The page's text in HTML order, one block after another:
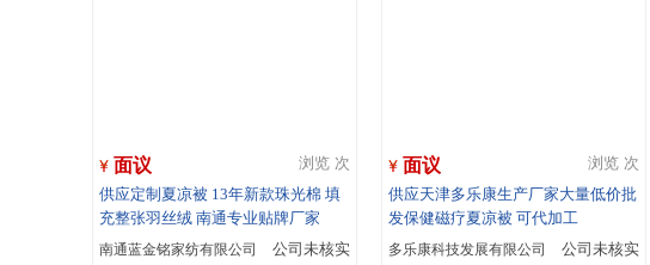
面议 浏览 次
供应定制夏凉被 13年新款珠光棉 填
充整张羽丝绒 南通专业贴牌厂家
南通蓝金铭家纺有限公司 公司未核实
面议 浏览 次
供应天津多乐康生产厂家大量低价批
发保健磁疗夏凉被 可代加工
多乐康科技发展有限公司 公司未核实